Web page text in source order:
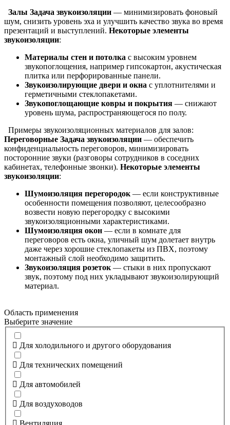
Залы Задача звукоизоляции — минимизировать фоновый
шум, снизить уровень эха и улучшить качество звука во время
презентаций и выступлений. Некоторые элементы
звукоизоляции:
Материалы стен и потолка с высоким уровнем
звукопоглощения, например гипсокартон, акустическая
плитка или перфорированные панели.
Звукоизолирующие двери и окна с уплотнителями и
герметичными стеклопакетами.
Звукопоглощающие ковры и покрытия — снижают
уровень шума, распространяющегося по полу.
Примеры звукоизоляционных материалов для залов:
Переговорные Задача звукоизоляции — обеспечить
конфиденциальность переговоров, минимизировать
посторонние звуки (разговоры сотрудников в соседних
кабинетах, телефонные звонки). Некоторые элементы
звукоизоляции:
Шумоизоляция перегородок — если конструктивные
особенности помещения позволяют, целесообразно
возвести новую перегородку с высокими
звукоизоляционными характеристиками.
Шумоизоляция окон — если в комнате для
переговоров есть окна, уличный шум долетает внутрь
даже через хорошие стеклопакеты из ПВХ, поэтому
монтажный слой необходимо защитить.
Звукоизоляция розеток — стыки в них пропускают
звук, поэтому под них укладывают звукоизолирующий
материал.
Область применения
Выберите значение
Для холодильного и другого оборудования
Для технических помещений
Для автомобилей
Для воздуховодов
Вентиляция